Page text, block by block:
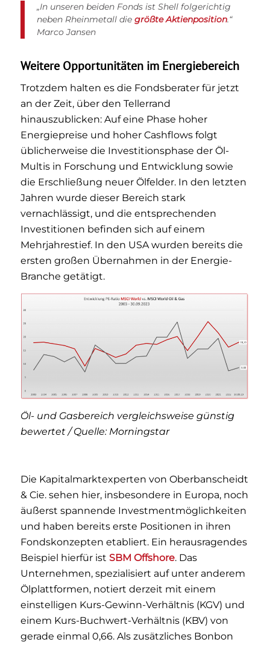
„In unseren beiden Fonds ist Shell folgerichtig
neben Rheinmetall die größte Aktienposition.“
Marco Jansen
Weitere Opportunitäten im Energiebereich
Trotzdem halten es die Fondsberater für jetzt
an der Zeit, über den Tellerrand
hinauszublicken: Auf eine Phase hoher
Energiepreise und hoher Cashflows folgt
üblicherweise die Investitionsphase der Öl-
Multis in Forschung und Entwicklung sowie
die Erschließung neuer Ölfelder. In den letzten
Jahren wurde dieser Bereich stark
vernachlässigt, und die entsprechenden
Investitionen befinden sich auf einem
Mehrjahrestief. In den USA wurden bereits die
ersten großen Übernahmen in der Energie-
Branche getätigt.
Öl- und Gasbereich vergleichsweise günstig
bewertet / Quelle: Morningstar
Die Kapitalmarktexperten von Oberbanscheidt
& Cie. sehen hier, insbesondere in Europa, noch
äußerst spannende Investmentmöglichkeiten
und haben bereits erste Positionen in ihren
Fondskonzepten etabliert. Ein herausragendes
Beispiel hierfür ist SBM Offshore. Das
Unternehmen, spezialisiert auf unter anderem
Ölplattformen, notiert derzeit mit einem
einstelligen Kurs-Gewinn-Verhältnis (KGV) und
einem Kurs-Buchwert-Verhältnis (KBV) von
gerade einmal 0,66. Als zusätzliches Bonbon